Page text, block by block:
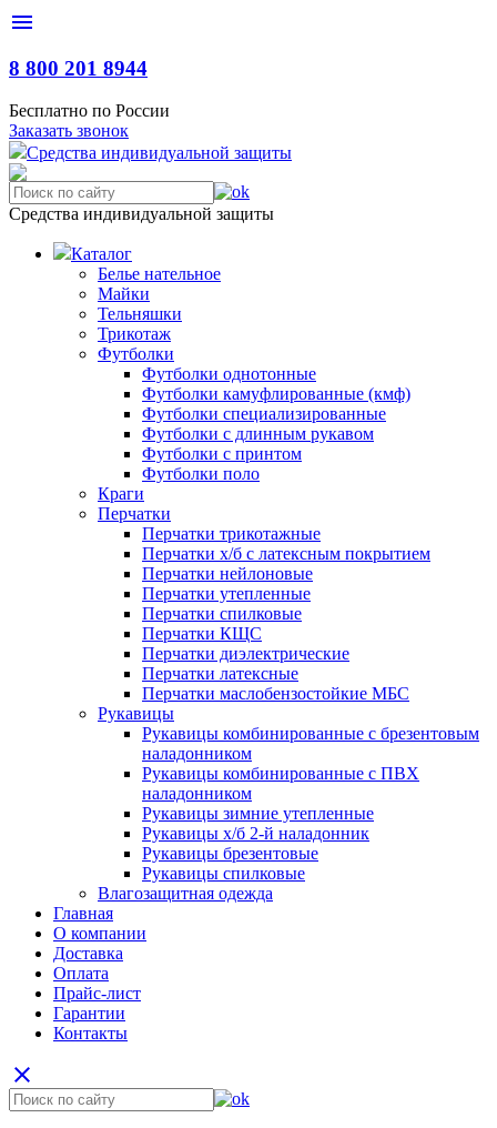
menu
8 800 201 8944
Бесплатно по России
Заказать звонок
Средства индивидуальной защиты
Средства индивидуальной защиты
Каталог
Белье нательное
Майки
Тельняшки
Трикотаж
Футболки
Футболки однотонные
Футболки камуфлированные (кмф)
Футболки специализированные
Футболки с длинным рукавом
Футболки с принтом
Футболки поло
Краги
Перчатки
Перчатки трикотажные
Перчатки х/б с латексным покрытием
Перчатки нейлоновые
Перчатки утепленные
Перчатки спилковые
Перчатки КЩС
Перчатки диэлектрические
Перчатки латексные
Перчатки маслобензостойкие МБС
Рукавицы
Рукавицы комбинированные с брезентовым
наладонником
Рукавицы комбинированные с ПВХ
наладонником
Рукавицы зимние утепленные
Рукавицы х/б 2-й наладонник
Рукавицы брезентовые
Рукавицы спилковые
Влагозащитная одежда
Главная
О компании
Доставка
Оплата
Прайс-лист
Гарантии
Контакты
close